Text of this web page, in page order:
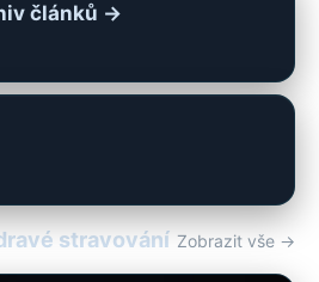
článků →
stravování Zobrazit vše →